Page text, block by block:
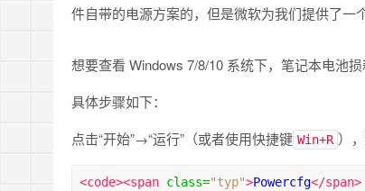
件自带的电源方案的，但是微软为我们提供了
想要查看 Windows 7/8/10 系统下，笔记本电池
具体步骤如下：
点击“开始”→“运行”（或者使用快捷键 Win+R ）
<code><span class="typ">Powercfg</span>